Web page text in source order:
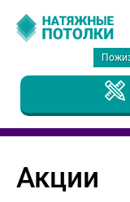
Акции